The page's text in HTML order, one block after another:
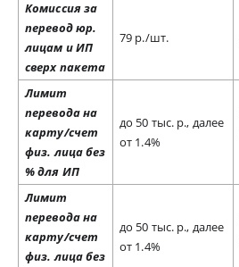
Комиссия за
перевод юр.
лицам и ИП
сверх пакета
79 р./шт.
Лимит
перевода на
карту/счет
физ. лица без
% для ИП
до 50 тыс. р., далее
от 1.4%
Лимит
перевода на
карту/счет
физ. лица без
до 50 тыс. р., далее
от 1.4%